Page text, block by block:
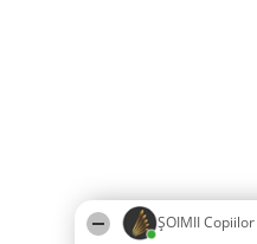
ȘOIMII Copiilor